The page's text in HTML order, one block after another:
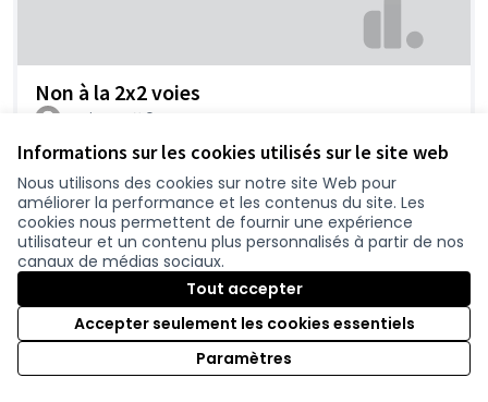
Informations sur les cookies utilisés sur le site web
Nous utilisons des cookies sur notre site Web pour
améliorer la performance et les contenus du site. Les
cookies nous permettent de fournir une expérience
utilisateur et un contenu plus personnalisés à partir de nos
canaux de médias sociaux.
Tout accepter
Accepter seulement les cookies essentiels
Paramètres
Non à la 2x2 voies
Xavier44 0
Pspérin 0